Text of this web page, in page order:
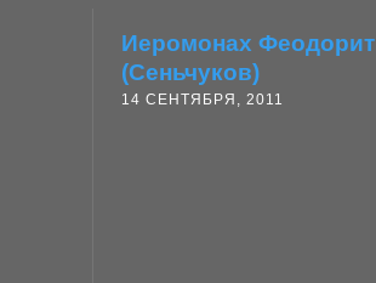
Иеромонах Феодорит
(Сеньчуков)
14 СЕНТЯБРЯ, 2011